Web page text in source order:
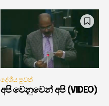
දේශීය පුවත්
අපි වෙනුවෙන් අපි (VIDEO)